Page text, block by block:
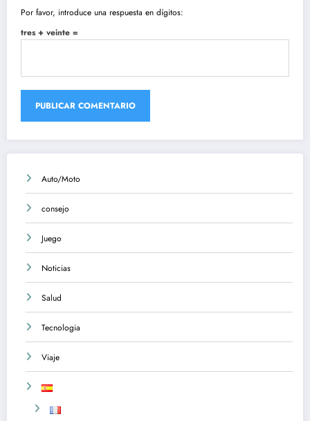
Por favor, introduce una respuesta en dígitos:
tres + veinte =
Auto/Moto
consejo
Juego
Noticias
Salud
Tecnologia
Viaje